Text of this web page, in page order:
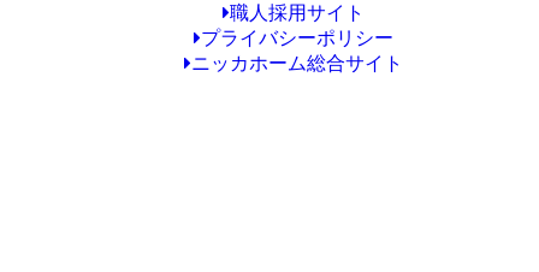
職人採用サイト
プライバシーポリシー
ニッカホーム総合サイト